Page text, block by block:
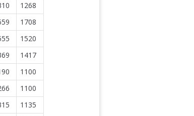
1268
1708
1520
1417
1100
1100
1135